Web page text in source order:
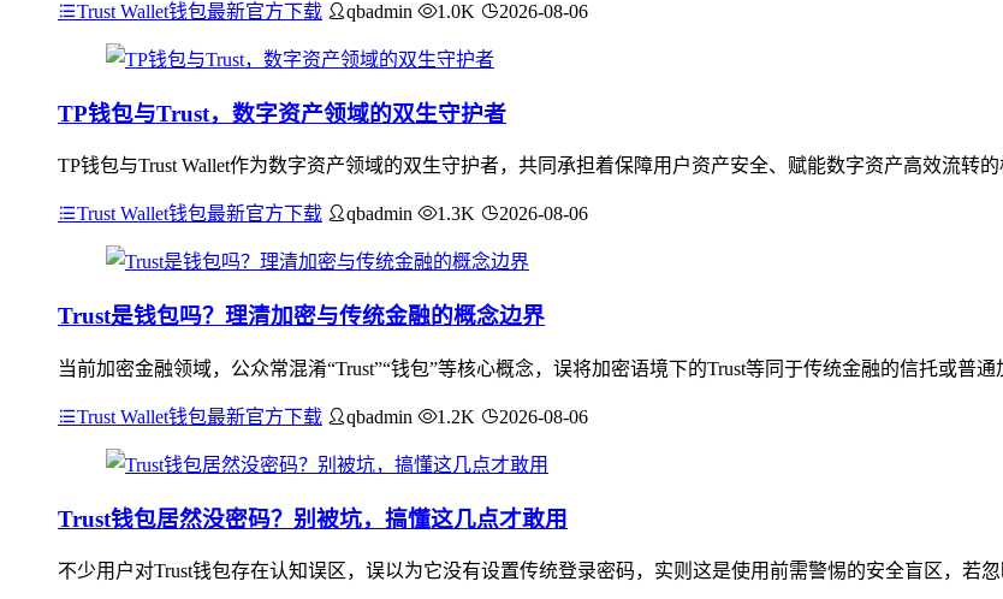
Trust Wallet钱包最新官方下载 qbadmin 1.0K 2026-08-06
TP钱包与Trust，数字资产领域的双生守护者
TP钱包与Trust Wallet作为数字资产领域的双生守护者，共同承担着保障用户资产安全、赋能数字资产高效流转
Trust Wallet钱包最新官方下载 qbadmin 1.3K 2026-08-06
Trust是钱包吗？理清加密与传统金融的概念边界
当前加密金融领域，公众常混淆“Trust”“钱包”等核心概念，误将加密语境下的Trust等同于传统金融的信托或普
Trust Wallet钱包最新官方下载 qbadmin 1.2K 2026-08-06
Trust钱包居然没密码？别被坑，搞懂这几点才敢用
不少用户对Trust钱包存在认知误区，误以为它没有设置传统登录密码，实则这是使用前需警惕的安全盲区，若